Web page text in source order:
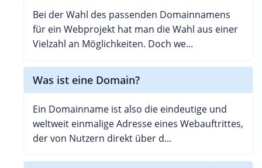
Bei der Wahl des passenden Domainnamens
für ein Webprojekt hat man die Wahl aus einer
Vielzahl an Möglichkeiten. Doch we...
Was ist eine Domain?
Ein Domainname ist also die eindeutige und
weltweit einmalige Adresse eines Webauftrittes,
der von Nutzern direkt über d...